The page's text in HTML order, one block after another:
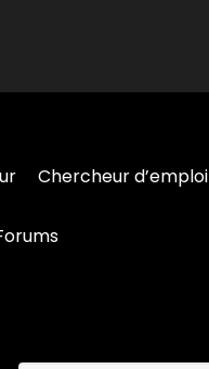
Chercheur d’emploi